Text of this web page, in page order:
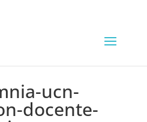
ucn-
docente-